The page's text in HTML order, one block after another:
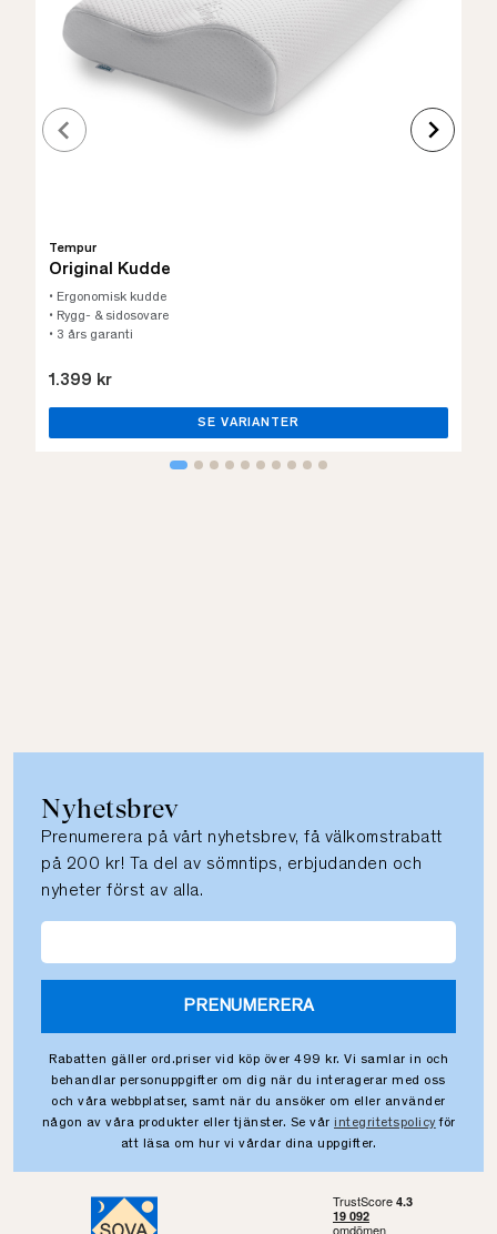
Tempur
Original Kudde
• Ergonomisk kudde
• Rygg- & sidosovare
• 3 års garanti
1.399 kr
SE VARIANTER
Nyhetsbrev
Prenumerera på vårt nyhetsbrev, få välkomstrabatt
på 200 kr! Ta del av sömntips, erbjudanden och
nyheter först av alla.
PRENUMERERA
Rabatten gäller ord.priser vid köp över 499 kr. Vi samlar in och
behandlar personuppgifter om dig när du interagerar med oss
och våra webbplatser, samt när du ansöker om eller använder
någon av våra produkter eller tjänster. Se vår integritetspolicy för
att läsa om hur vi vårdar dina uppgifter.